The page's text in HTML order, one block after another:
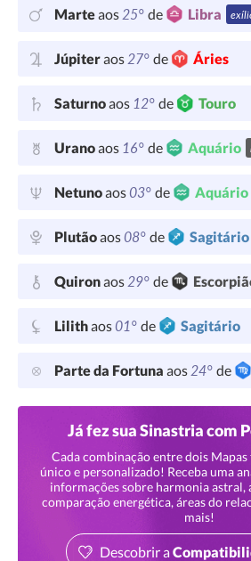
Marteaos25° de Libra
Júpiteraos27° de Áries
Saturnoaos 12° de Touro
Uranoaos 16° de Aquário
Netunoaos03° de Aquário
Plutãoaos08° de Sagitário
Quironaos29° de
Lilithaos01° de Sagitário
Parte da Fortuna aos24° de
Já fez sua Sinastria com
Cada combinação entre dois
único e personalizado! Receba uma
informações sobre harmonia astral,
comparação energética, áreas do
mais!
Descobrir a